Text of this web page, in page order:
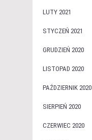
LUTY 2021
STYCZEŃ 2021
GRUDZIEŃ 2020
LISTOPAD 2020
PAŹDZIERNIK 2020
SIERPIEŃ 2020
CZERWIEC 2020